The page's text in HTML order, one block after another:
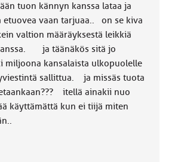
tuon kännyn kanssa lataa ja
vaan tarjuaa.. on se kiva
valtion määräyksestä leikkiä
ja täänäkös sitä jo
miljoona kansalaista ulkopuolelle
sallittua. ja missäs tuota
itellä ainakii nuo
käyttämättä kun ei tiijä miten